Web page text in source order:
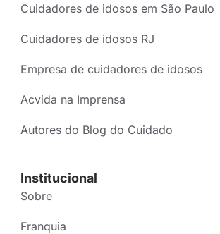
Cuidadores de idosos em São Paulo
Cuidadores de idosos RJ
Empresa de cuidadores de idosos
Acvida na Imprensa
Autores do Blog do Cuidado
Institucional
Sobre
Franquia